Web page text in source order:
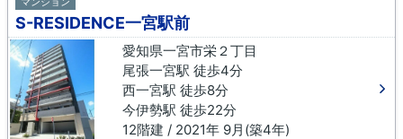
S-RESIDENCE一宮駅前
愛知県一宮市栄２丁目
尾張一宮駅 徒歩4分
西一宮駅 徒歩8分
今伊勢駅 徒歩22分
12階建 / 2021年 9月(築4年)